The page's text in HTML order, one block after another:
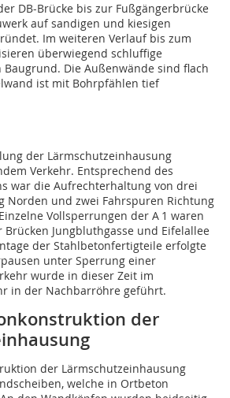
DB-Brücke bis zur Fußgängerbrücke
auf sandigen und kiesigen
Im weiteren Verlauf bis zum
überwiegend schluffige
Baugrund. Die Außenwände sind flach
ist mit Bohrpfählen tief
der Lärmschutzeinhausung
Verkehr. Entsprechend des
war die Aufrechterhaltung von drei
Norden und zwei Fahrspuren Richtung
Vollsperrungen der A 1 waren
Jungbluthgasse und Eifelallee
der Stahlbetonfertigteile erfolgte
unter Sperrung einer
wurde in dieser Zeit im
in der Nachbarröhre geführt.
der
der Lärmschutzeinhausung
welche in Ortbeton